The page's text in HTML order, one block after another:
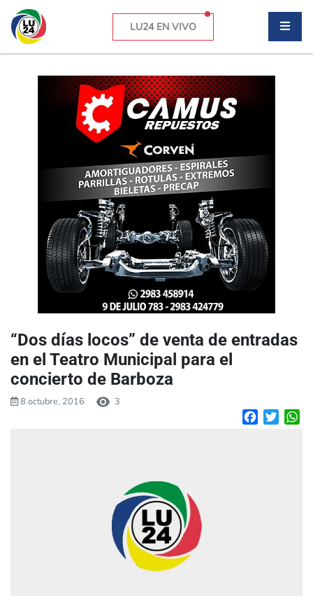
LU24 EN VIVO
“Dos días locos” de venta de entradas
en el Teatro Municipal para el
concierto de Barboza
8 octubre, 2016 3
Facebook